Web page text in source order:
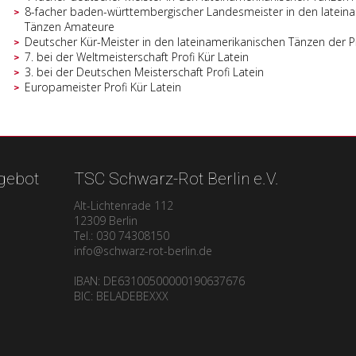
8-facher baden-württembergischer Landesmeister in den
Tänzen Amateure
Deutscher Kür-Meister in den lateinamerikanischen Tänzen der
7. bei der Weltmeisterschaft Profi Kür Latein
3. bei der Deutschen Meisterschaft Profi Latein
Europameister Profi Kür Latein
TSC Schwarz-Rot Berlin e.V.
Alt-Lichtenrade 112
12309 Berlin
Tel.: 030 74308150
info@schwarz-rot-berlin.de
IBAN: DE63100500000190637676
BIC: BELADEBEXXX